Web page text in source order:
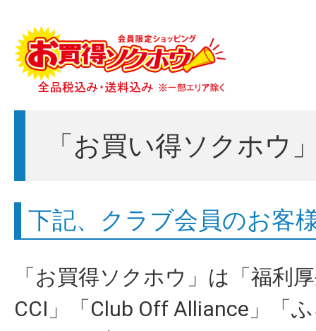
「お買い得ソクホウ
下記、クラブ会員のお客
「お買得ソクホウ」は「福利
CCI」「Club Off Alliance」「